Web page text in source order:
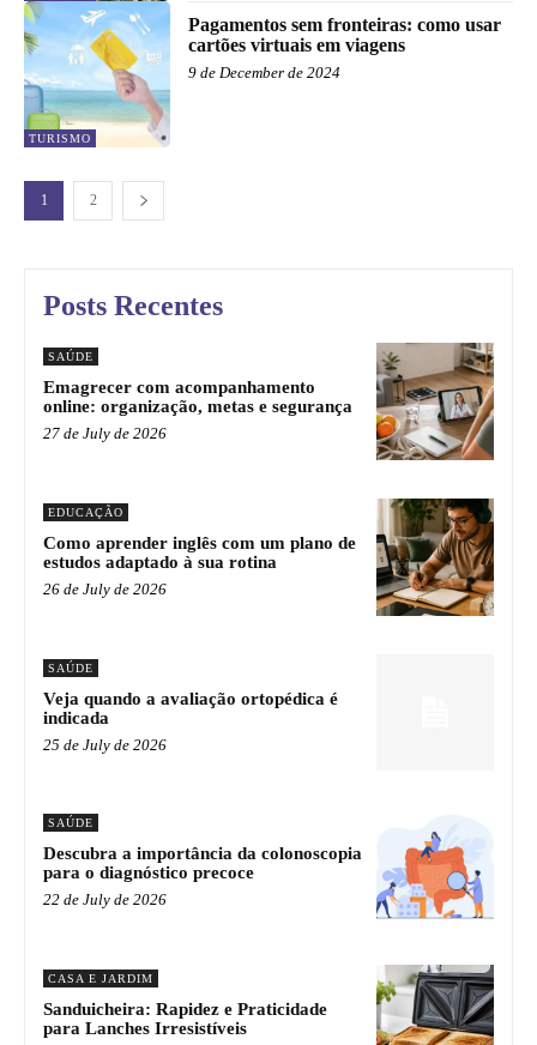
TURISMO
Pagamentos sem fronteiras: como usar
cartões virtuais em viagens
9 de December de 2024
1 2
Posts Recentes
SAÚDE
Emagrecer com acompanhamento
online: organização, metas e segurança
27 de July de 2026
EDUCAÇÃO
Como aprender inglês com um plano de
estudos adaptado à sua rotina
26 de July de 2026
SAÚDE
Veja quando a avaliação ortopédica é
indicada
25 de July de 2026
SAÚDE
Descubra a importância da colonoscopia
para o diagnóstico precoce
22 de July de 2026
CASA E JARDIM
Sanduicheira: Rapidez e Praticidade
para Lanches Irresistíveis